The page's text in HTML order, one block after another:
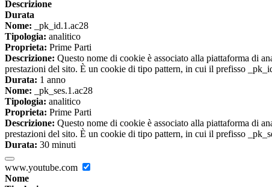
Descrizione
Durata
Nome: _pk_id.1.ac28
Tipologia: analitico
Proprieta: Prime Parti
Descrizione: Questo nome di cookie è associato alla piattaforma di
prestazioni del sito. È un cookie di tipo pattern, in cui il prefisso
Durata: 1 anno
Nome: _pk_ses.1.ac28
Tipologia: analitico
Proprieta: Prime Parti
Descrizione: Questo nome di cookie è associato alla piattaforma di
prestazioni del sito. È un cookie di tipo pattern, in cui il prefisso
Durata: 30 minuti
www.youtube.com
Nome